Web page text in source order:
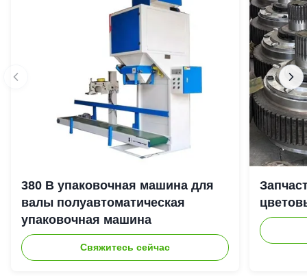
380 В упаковочная машина для
валы полуавтоматическая
упаковочная машина
Свяжитесь сейчас